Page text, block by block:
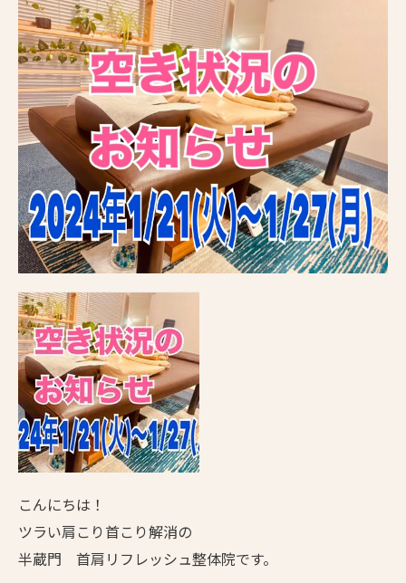
こんにちは！
ツラい肩こり首こり解消の
半蔵門 首肩リフレッシュ整体院です。